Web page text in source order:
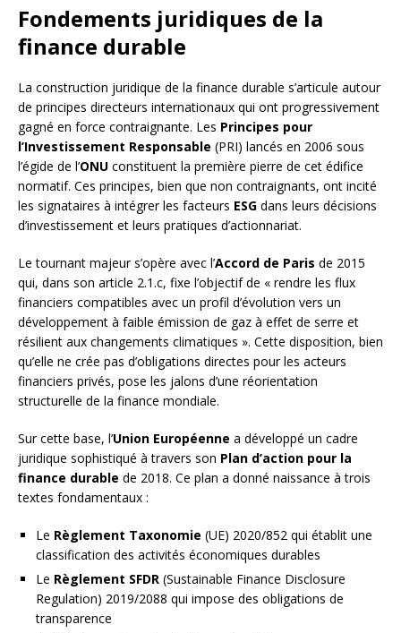
Fondements juridiques de la
finance durable
La construction juridique de la finance durable s’articule autour
de principes directeurs internationaux qui ont progressivement
gagné en force contraignante. Les Principes pour
l’Investissement Responsable (PRI) lancés en 2006 sous
l’égide de l’ONU constituent la première pierre de cet édifice
normatif. Ces principes, bien que non contraignants, ont incité
les signataires à intégrer les facteurs ESG dans leurs décisions
d’investissement et leurs pratiques d’actionnariat.
Le tournant majeur s’opère avec l’Accord de Paris de 2015
qui, dans son article 2.1.c, fixe l’objectif de « rendre les flux
financiers compatibles avec un profil d’évolution vers un
développement à faible émission de gaz à effet de serre et
résilient aux changements climatiques ». Cette disposition, bien
qu’elle ne crée pas d’obligations directes pour les acteurs
financiers privés, pose les jalons d’une réorientation
structurelle de la finance mondiale.
Sur cette base, l’Union Européenne a développé un cadre
juridique sophistiqué à travers son Plan d’action pour la
finance durable de 2018. Ce plan a donné naissance à trois
textes fondamentaux :
Le Règlement Taxonomie (UE) 2020/852 qui établit une
classification des activités économiques durables
Le Règlement SFDR (Sustainable Finance Disclosure
Regulation) 2019/2088 qui impose des obligations de
transparence